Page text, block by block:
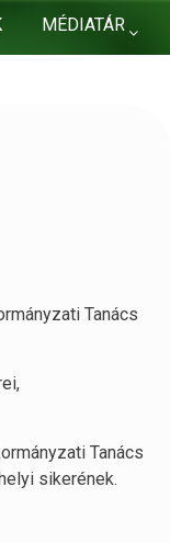
MÉDIATÁR
Tanács
Tanács
sikerének.